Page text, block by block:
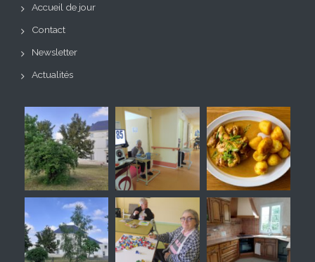
Accueil de jour
Contact
Newsletter
Actualités